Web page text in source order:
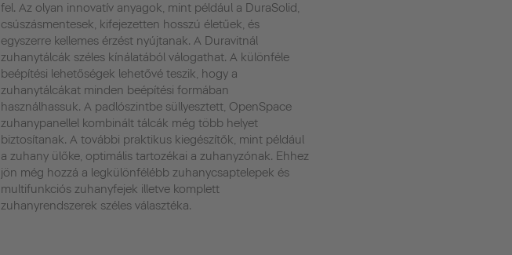
fel. Az olyan innovatív anyagok, mint például a DuraSolid,
csúszásmentesek, kifejezetten hosszú életűek, és
egyszerre kellemes érzést nyújtanak. A Duravitnál
zuhanytálcák széles kínálatából válogathat. A különféle
beépítési lehetőségek lehetővé teszik, hogy a
zuhanytálcákat minden beépítési formában
használhassuk. A padlószintbe süllyesztett, OpenSpace
zuhanypanellel kombinált tálcák még több helyet
biztosítanak. A további praktikus kiegészítők, mint például
a zuhany ülőke, optimális tartozékai a zuhanyzónak. Ehhez
jön még hozzá a legkülönfélébb zuhanycsaptelepek és
multifunkciós zuhanyfejek illetve komplett
zuhanyrendszerek széles választéka.